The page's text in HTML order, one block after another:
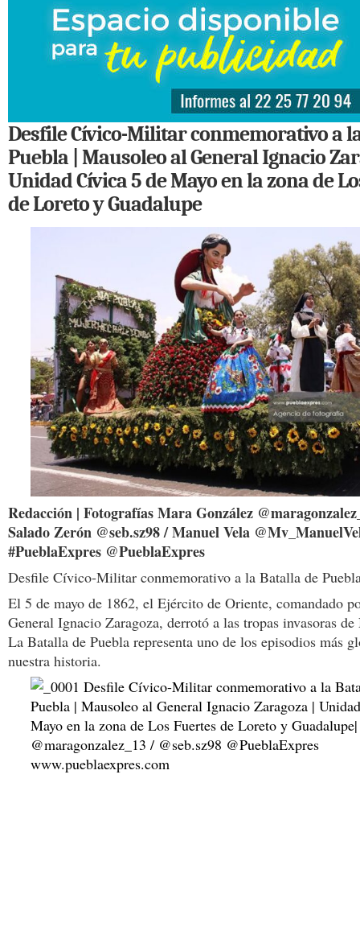
Desfile Cívico-Militar conmemorativo a
Puebla | Mausoleo al General Ignacio
Unidad Cívica 5 de Mayo en la zona de
de Loreto y Guadalupe
Redacción | Fotografías Mara González
Salado Zerón @seb.sz98 / Manuel Vela
#PueblaExpres @PueblaExpres
Desfile Cívico-Militar conmemorativo a la Batalla de
El 5 de mayo de 1862, el Ejército de Oriente, comandado
General Ignacio Zaragoza, derrotó a las tropas invasoras
La Batalla de Puebla representa uno de los episodios más
nuestra historia.